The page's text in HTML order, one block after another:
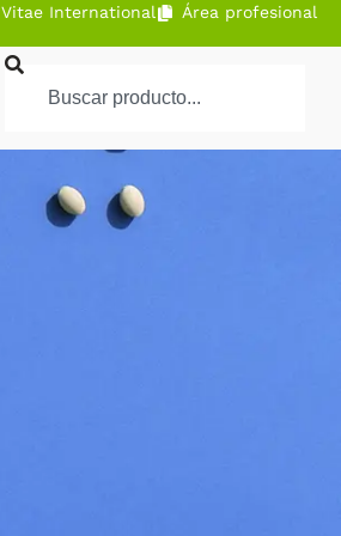
Vitae International Área profesional